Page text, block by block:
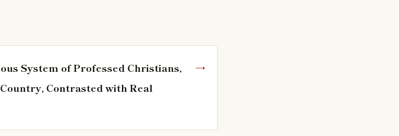
System of Professed Christians,
Contrasted with Real